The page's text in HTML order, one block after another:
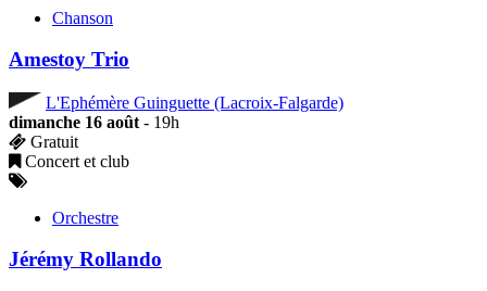
Chanson
Amestoy Trio
L'Ephémère Guinguette (Lacroix-Falgarde)
dimanche 16 août - 19h
Gratuit
Concert et club
Orchestre
Jérémy Rollando